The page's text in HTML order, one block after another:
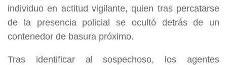
individuo en actitud vigilante, quien tras percatarse
de la presencia policial se ocultó detrás de un
contenedor de basura próximo.
Tras identificar al sospechoso, los agentes